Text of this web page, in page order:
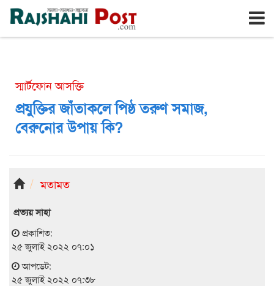
রাজশাহী শুক্রবার, ৭ই আগস্ট ২০২৬, ২৪শে শ্রাবণ ১৪৩৩
স্মার্টফোন আসক্তি
প্রযুক্তির জাঁতাকলে পিষ্ঠ তরুণ সমাজ,
বেরুনোর উপায় কি?
মতামত
প্রত্যয় সাহা
প্রকাশিত:
২৫ জুলাই ২০২২ ০৭:০১
আপডেট:
২৫ জুলাই ২০২২ ০৭:৩৮